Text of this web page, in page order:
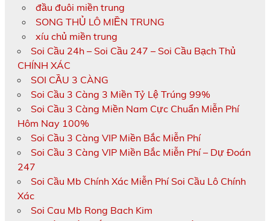
đầu đuôi miền trung
SONG THỦ LÔ MIỀN TRUNG
xíu chủ miền trung
Soi Cầu 24h – Soi Cầu 247 – Soi Cầu Bạch Thủ
CHÍNH XÁC
SOI CẦU 3 CÀNG
Soi Cầu 3 Càng 3 Miền Tỷ Lệ Trúng 99%
Soi Cầu 3 Càng Miền Nam Cực Chuẩn Miễn Phí
Hôm Nay 100%
Soi Cầu 3 Càng VIP Miền Bắc Miễn Phí
Soi Cầu 3 Càng VIP Miền Bắc Miễn Phí – Dự Đoán
247
Soi Cầu Mb Chính Xác Miễn Phí Soi Cầu Lô Chính
Xác
Soi Cau Mb Rong Bach Kim